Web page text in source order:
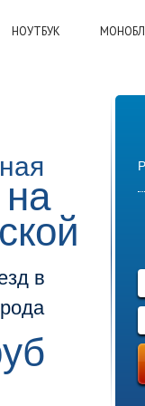
НОУТБУК
в